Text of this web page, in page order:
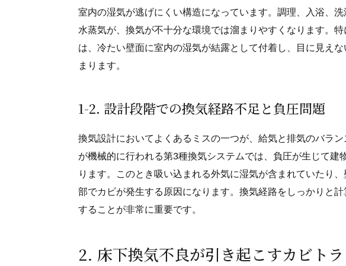
室内の湿気が逃げにくい構造になっています。調理、入浴、
水蒸気が、換気が不十分な環境では溜まりやすくなります。
は、冷たい壁面に室内の湿気が結露として付着し、目に見え
まります。
1-2. 設計段階での換気経路不足と負圧問題
換気設計においてよくあるミスの一つが、給気と排気のバラ
が機械的に行われる第3種換気システムでは、負圧が生じて建
ります。このとき吸い込まれる外気に湿気が含まれていたり
部でカビが発生する原因になります。換気経路をしっかりと
することが非常に重要です。
2. 床下換気不良が引き起こすカビト